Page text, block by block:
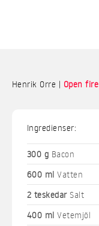
Henrik Orre | Open fire
Ingredienser:
300 g Bacon
600 ml Vatten
2 teskedarSalt
400 ml Vetemjöl